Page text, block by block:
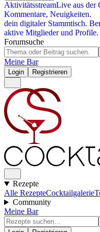
AktivitätsstreamLive aus der
Kommentare, Neuigkeiten.
dein digitaler Stammtisch.
aktive Mitglieder und Profile.
Forumsuche
Meine Bar
Login Registrieren
Rezepte
Alle RezepteCocktailgalerie
Community
Meine Bar